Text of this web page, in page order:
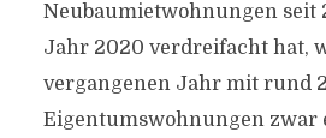
Neubaumietwohnungen seit
Jahr 2020 verdreifacht hat,
vergangenen Jahr mit rund
Eigentumswohnungen zwar